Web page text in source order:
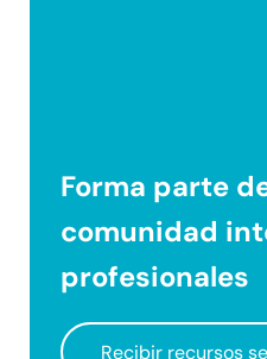
Forma parte
comunidad
profesionales
Recibir recursos